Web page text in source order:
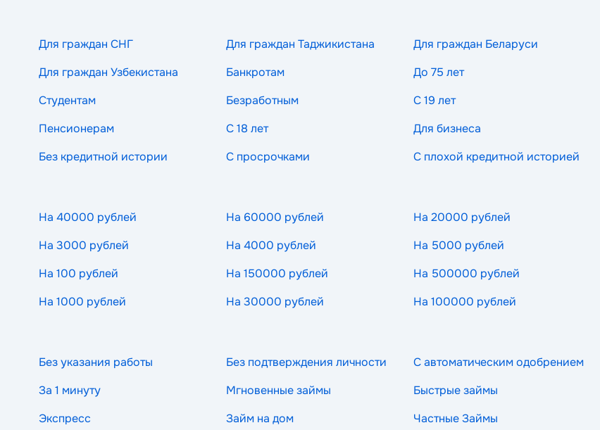
Для граждан СНГ Для граждан Таджикистана
Для граждан Беларуси
Для граждан Узбекистана Банкротам
До 75 лет
Студентам Безработным
С 19 лет
Пенсионерам С 18 лет
Для бизнеса
Без кредитной истории С просрочками С плохой кредитной историей
На 40000 рублей На 60000 рублей
На 20000 рублей
На 3000 рублей На 4000 рублей
На 5000 рублей
На 100 рублей На 150000 рублей
На 500000 рублей
На 1000 рублей На 30000 рублей На 100000 рублей
Без указания работы Без подтверждения личности
С автоматическим одобрением
За 1 минуту Мгновенные займы
Быстрые займы
Экспресс Займ на дом Частные Займы